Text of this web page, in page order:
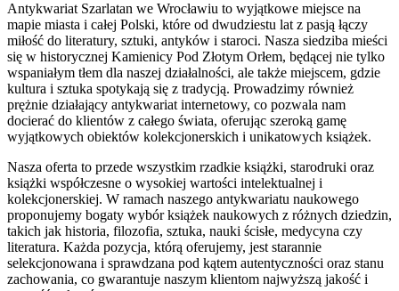
Antykwariat Szarlatan we Wrocławiu to wyjątkowe miejsce na
mapie miasta i całej Polski, które od dwudziestu lat z pasją łączy
miłość do literatury, sztuki, antyków i staroci. Nasza siedziba mieści
się w historycznej Kamienicy Pod Złotym Orłem, będącej nie tylko
wspaniałym tłem dla naszej działalności, ale także miejscem, gdzie
kultura i sztuka spotykają się z tradycją. Prowadzimy również
prężnie działający antykwariat internetowy, co pozwala nam
docierać do klientów z całego świata, oferując szeroką gamę
wyjątkowych obiektów kolekcjonerskich i unikatowych książek.
Nasza oferta to przede wszystkim rzadkie książki, starodruki oraz
książki współczesne o wysokiej wartości intelektualnej i
kolekcjonerskiej. W ramach naszego antykwariatu naukowego
proponujemy bogaty wybór książek naukowych z różnych dziedzin,
takich jak historia, filozofia, sztuka, nauki ścisłe, medycyna czy
literatura. Każda pozycja, którą oferujemy, jest starannie
selekcjonowana i sprawdzana pod kątem autentyczności oraz stanu
zachowania, co gwarantuje naszym klientom najwyższą jakość i